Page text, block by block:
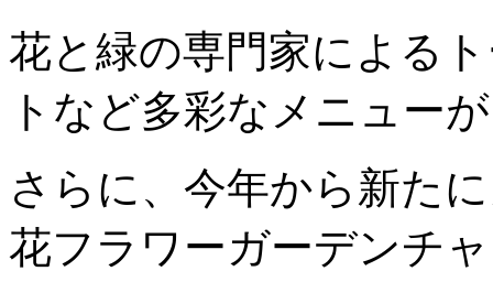
花と緑の専門家による
トなど多彩なメニュー
さらに、今年から新た
花フラワーガーデンチ